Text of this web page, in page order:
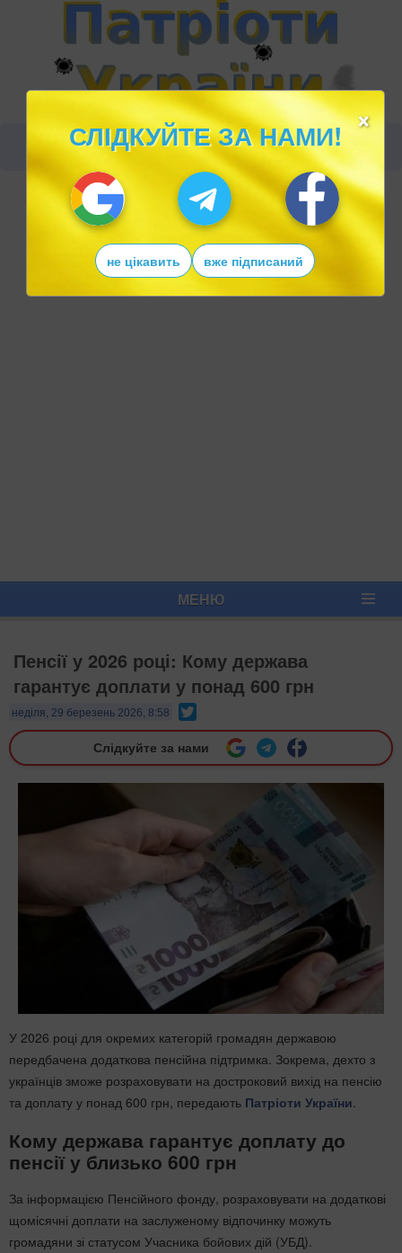
МЕНЮ
Пенсії у 2026 році: Кому держава
гарантує доплати у понад 600 грн
неділя, 29 березень 2026, 8:58
Слідкуйте за нами
У 2026 році для окремих категорій громадян державою
передбачена додаткова пенсійна підтримка. Зокрема, дехто з
українців зможе розраховувати на достроковий вихід на пенсію
та доплату у понад 600 грн, передають Патріоти України.
Кому держава гарантує доплату до
пенсії у близько 600 грн
За інформацією Пенсійного фонду, розраховувати на додаткові
щомісячні доплати на заслуженому відпочинку можуть
громадяни зі статусом Учасника бойових дій (УБД).
×
СЛІДКУЙТЕ ЗА НАМИ!
не цікавить вже підписаний